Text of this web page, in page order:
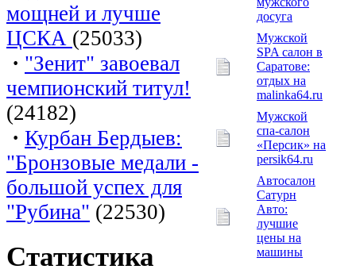
мощней и лучше
ЦСКА (25033)
· "Зенит" завоевал
чемпионский титул!
(24182)
· Курбан Бердыев:
"Бронзовые медали -
большой успех для
"Рубина" (22530)
Статистика
досуга
Мужской
SPA салон в
Саратове:
отдых на
malinka64.ru
Мужской
спа-салон
«Персик» на
persik64.ru
Автосалон
Сатурн
Авто:
лучшие
цены на
машины